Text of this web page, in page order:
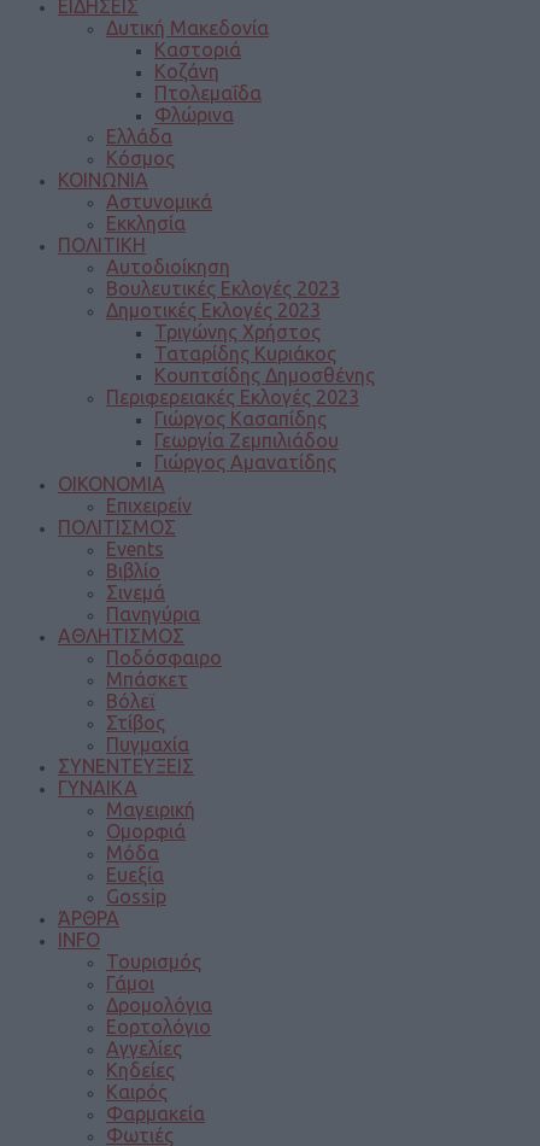
ΕΙΔΗΣΕΙΣ
Δυτική Μακεδονία
Καστοριά
Κοζάνη
Πτολεμαΐδα
Φλώρινα
Ελλάδα
Κόσμος
ΚΟΙΝΩΝΙΑ
Αστυνομικά
Εκκλησία
ΠΟΛΙΤΙΚΗ
Αυτοδιοίκηση
Βουλευτικές Εκλογές 2023
Δημοτικές Εκλογές 2023
Τριγώνης Χρήστος
Ταταρίδης Κυριάκος
Κουπτσίδης Δημοσθένης
Περιφερειακές Εκλογές 2023
Γιώργος Κασαπίδης
Γεωργία Ζεμπιλιάδου
Γιώργος Αμανατίδης
ΟΙΚΟΝΟΜΙΑ
Επιχειρείν
ΠΟΛΙΤΙΣΜΟΣ
Events
Βιβλίο
Σινεμά
Πανηγύρια
ΑΘΛΗΤΙΣΜΟΣ
Ποδόσφαιρο
Μπάσκετ
Βόλεϊ
Στίβος
Πυγμαχία
ΣΥΝΕΝΤΕΥΞΕΙΣ
ΓΥΝΑΙΚΑ
Μαγειρική
Ομορφιά
Μόδα
Ευεξία
Gossip
ΆΡΘΡΑ
INFO
Τουρισμός
Γάμοι
Δρομολόγια
Εορτολόγιο
Αγγελίες
Κηδείες
Καιρός
Φαρμακεία
Φωτιές